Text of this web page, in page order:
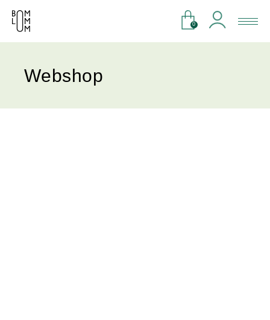
0
Webshop